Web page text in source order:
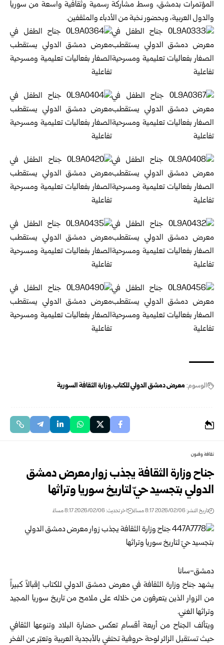
المؤتمرات بدمشق، وسط مشاركة رسمية وثقافية واسعة من سوريا
والدول العربية، وبحضور نخبة من الأدباء والمثقفين.
الوسوم: معرض دمشق الدولي للكتاب وزارة الثقافة السورية
ثقافة وفنون
جناح وزارة الثقافة يجذب زوار معرض دمشق
الدولي بتجسيد حيّ لتاريخ سوريا وتراثها
تاريخ النشر: 2026/02/06 8:17 مساءً اخر تحديث: 2026/02/06 8:17 مساءً
دمشق-سانا
يشهد جناح وزارة الثقافة في معرض دمشق الدولي للكتاب إقبالاً كبيراً
من الزوار الذين يتعرفون من خلاله على ملامح من تاريخ سوريا المجيد
وتراثها الغني.
ويتألف الجناح من أربعة أقسام تعكس حضارة البلاد وتنوعها الثقافي
حيث تستقبل الزائر لوحة حروفية تحتفي بالأبجدية العربية وتعبّر عن الفخر